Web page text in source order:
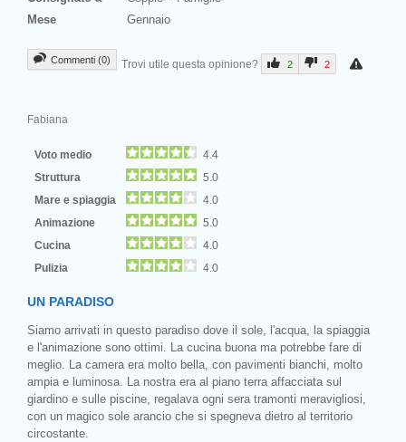
Mese
Gennaio
Commenti (0) Trovi utile questa opinione? 2 2
Fabiana
Voto medio
4.4
Struttura
5.0
Mare e spiaggia
4.0
Animazione
5.0
Cucina
4.0
Pulizia
4.0
UN PARADISO
Siamo arrivati in questo paradiso dove il sole, l'acqua, la spiaggia
e l'animazione sono ottimi. La cucina buona ma potrebbe fare di
meglio. La camera era molto bella, con pavimenti bianchi, molto
ampia e luminosa. La nostra era al piano terra affacciata sul
giardino e sulle piscine, regalava ogni sera tramonti meravigliosi,
con un magico sole arancio che si spegneva dietro al territorio
circostante.